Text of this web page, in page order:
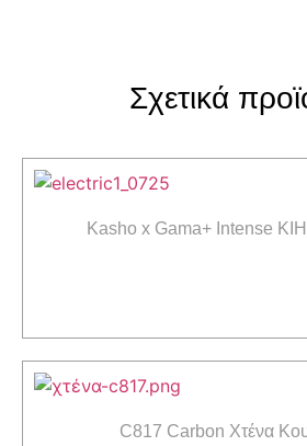
Σχετικά
Kasho x Gama+ Intense
C817 Carbon Χτένα